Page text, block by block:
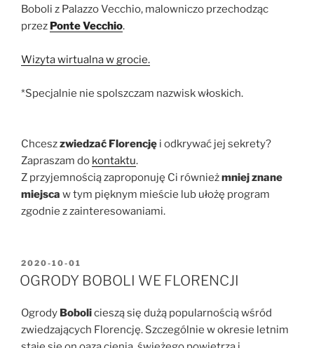
Boboli z Palazzo Vecchio, malowniczo przechodząc
przez Ponte Vecchio.
Wizyta wirtualna w grocie.
*Specjalnie nie spolszczam nazwisk włoskich.
Chceszzwiedzać Florencję i odkrywać jej sekrety?
Zapraszam do kontaktu.
Z przyjemnością zaproponuję Ci równieżmniej znane
miejsca w tym pięknym mieście lub ułożę program
zgodnie z zainteresowaniami.
OPUBLIKOWANE
W
2020-10-01
OGRODY BOBOLI WE FLORENCJI
Ogrody Bobolicieszą się dużą popularnością wśród
zwiedzających Florencję. Szczególnie w okresie letnim